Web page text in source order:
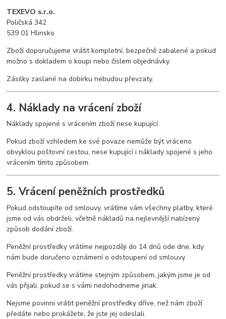
TEXEVO s.r.o.
Poličská 342
539 01 Hlinsko
Zboží doporučujeme vrátit kompletní, bezpečně zabalené a pokud
možno s dokladem o koupi nebo číslem objednávky.
Zásilky zaslané na dobírku nebudou převzaty.
4. Náklady na vrácení zboží
Náklady spojené s vrácením zboží nese kupující.
Pokud zboží vzhledem ke své povaze nemůže být vráceno
obvyklou poštovní cestou, nese kupující i náklady spojené s jeho
vrácením tímto způsobem.
5. Vrácení peněžních prostředků
Pokud odstoupíte od smlouvy, vrátíme vám všechny platby, které
jsme od vás obdrželi, včetně nákladů na nejlevnější nabízený
způsob dodání zboží.
Peněžní prostředky vrátíme nejpozději do 14 dnů ode dne, kdy
nám bude doručeno oznámení o odstoupení od smlouvy.
Peněžní prostředky vrátíme stejným způsobem, jakým jsme je od
vás přijali, pokud se s vámi nedohodneme jinak.
Nejsme povinni vrátit peněžní prostředky dříve, než nám zboží
předáte nebo prokážete, že jste jej odeslali.